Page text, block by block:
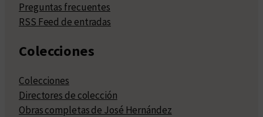
Preguntas frecuentes
RSS Feed de entradas
Colecciones
Colecciones
Directores de colección
Obras completas de José Hernández